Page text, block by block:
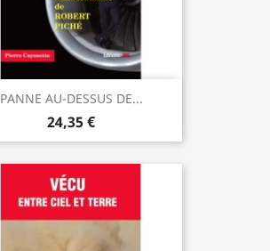
PANNE AU-DESSUS DE...
24,35 €